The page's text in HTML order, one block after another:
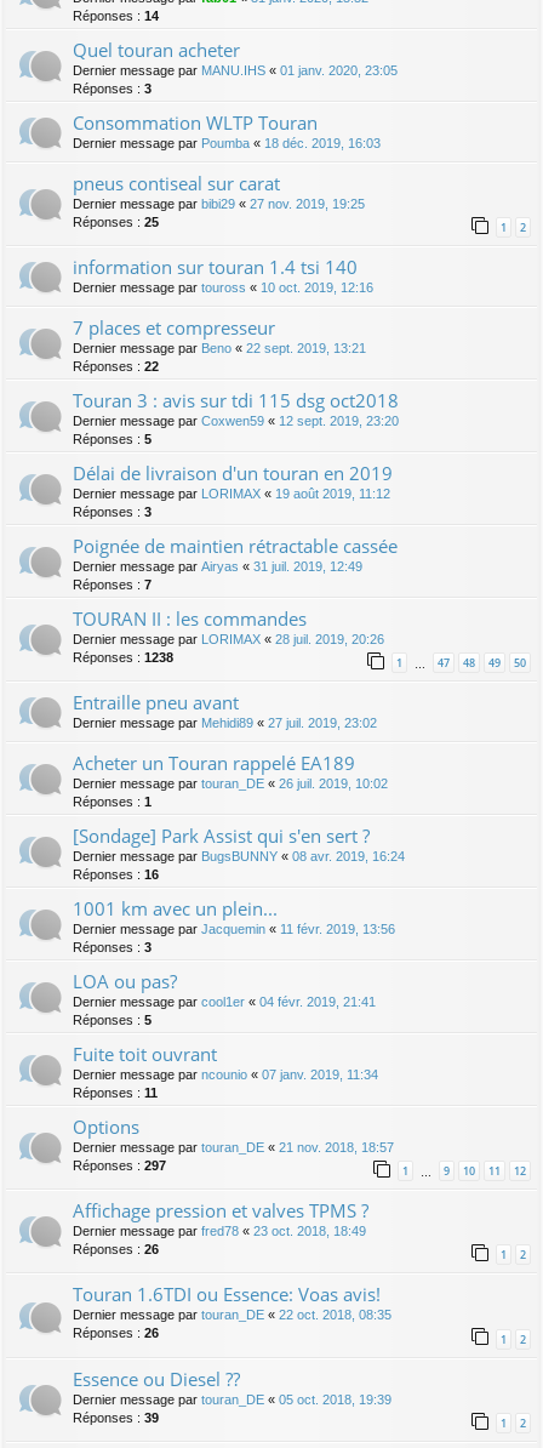
Réponses : 14
Quel touran acheter
Dernier message par MANU.IHS « 01 janv. 2020, 23:05
Réponses : 3
Consommation WLTP Touran
Dernier message par Poumba « 18 déc. 2019, 16:03
pneus contiseal sur carat
Dernier message par bibi29 « 27 nov. 2019, 19:25
Réponses : 25 1 2
information sur touran 1.4 tsi 140
Dernier message par touross « 10 oct. 2019, 12:16
7 places et compresseur
Dernier message par Beno « 22 sept. 2019, 13:21
Réponses : 22
Touran 3 : avis sur tdi 115 dsg oct2018
Dernier message par Coxwen59 « 12 sept. 2019, 23:20
Réponses : 5
Délai de livraison d'un touran en 2019
Dernier message par LORIMAX « 19 août 2019, 11:12
Réponses : 3
Poignée de maintien rétractable cassée
Dernier message par Airyas « 31 juil. 2019, 12:49
Réponses : 7
TOURAN II : les commandes
Dernier message par LORIMAX « 28 juil. 2019, 20:26
Réponses : 1238 1 … 47 48 49 50
Entraille pneu avant
Dernier message par Mehidi89 « 27 juil. 2019, 23:02
Acheter un Touran rappelé EA189
Dernier message par touran_DE « 26 juil. 2019, 10:02
Réponses : 1
[Sondage] Park Assist qui s'en sert ?
Dernier message par BugsBUNNY « 08 avr. 2019, 16:24
Réponses : 16
1001 km avec un plein...
Dernier message par Jacquemin « 11 févr. 2019, 13:56
Réponses : 3
LOA ou pas?
Dernier message par cool1er « 04 févr. 2019, 21:41
Réponses : 5
Fuite toit ouvrant
Dernier message par ncounio « 07 janv. 2019, 11:34
Réponses : 11
Options
Dernier message par touran_DE « 21 nov. 2018, 18:57
Réponses : 297 1 … 9 10 11 12
Affichage pression et valves TPMS ?
Dernier message par fred78 « 23 oct. 2018, 18:49
Réponses : 26 1 2
Touran 1.6TDI ou Essence: Voas avis!
Dernier message par touran_DE « 22 oct. 2018, 08:35
Réponses : 26 1 2
Essence ou Diesel ??
Dernier message par touran_DE « 05 oct. 2018, 19:39
Réponses : 39 1 2